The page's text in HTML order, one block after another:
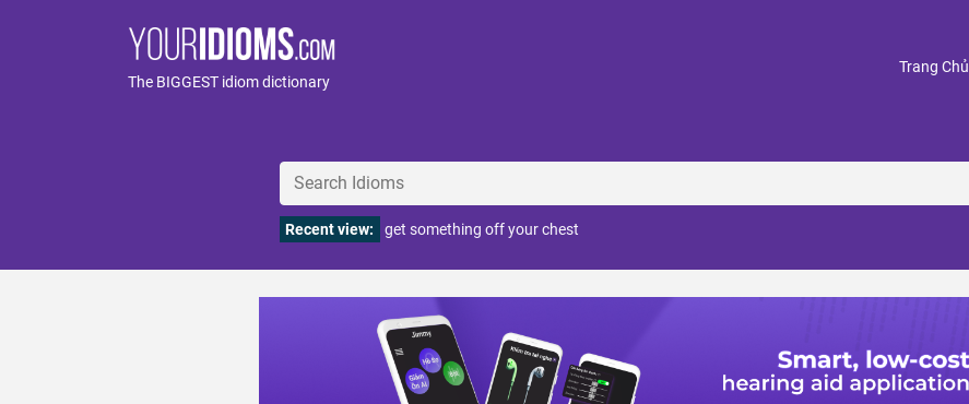
The BIGGEST idiom dictionary
Trang Chủ
Recent view: get something off your chest